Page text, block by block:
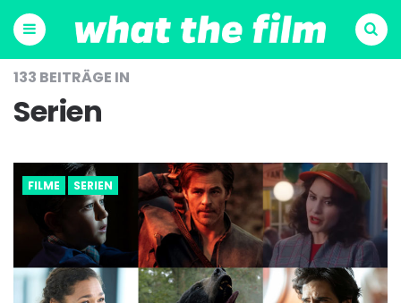
Menu
Suchen
133 BEITRÄGE IN
Serien
FILME SERIEN